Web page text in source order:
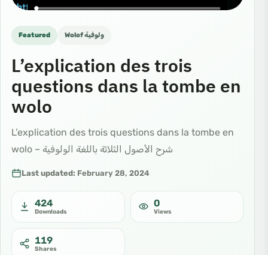
Featured ولوفية Wolof
L’explication des trois
questions dans la tombe en
wolo
L’explication des trois questions dans la tombe en
wolo – شرح الأصول الثلاثة باللغة الولوفية
Last updated: February 28, 2024
424
Downloads
0
Views
119
Shares